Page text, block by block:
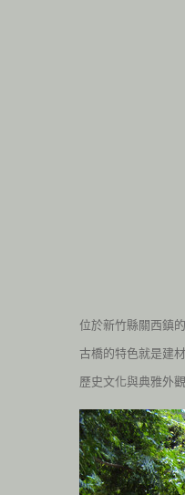
位於新竹縣關西鎮
古橋的特色就是建
歷史文化與典雅外